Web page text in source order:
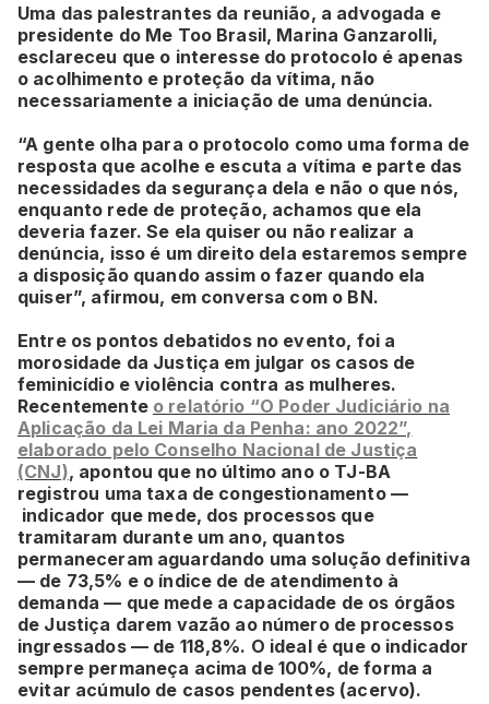
Uma das palestrantes da reunião, a advogada e
presidente do Me Too Brasil, Marina Ganzarolli,
esclareceu que o interesse do protocolo é apenas
o acolhimento e proteção da vítima, não
necessariamente a iniciação de uma denúncia.
“A gente olha para o protocolo como uma forma de
resposta que acolhe e escuta a vítima e parte das
necessidades da segurança dela e não o que nós,
enquanto rede de proteção, achamos que ela
deveria fazer. Se ela quiser ou não realizar a
denúncia, isso é um direito dela estaremos sempre
a disposição quando assim o fazer quando ela
quiser”, afirmou, em conversa com o BN.
Entre os pontos debatidos no evento, foi a
morosidade da Justiça em julgar os casos de
feminicídio e violência contra as mulheres.
Recentemente o relatório “O Poder Judiciário na
Aplicação da Lei Maria da Penha: ano 2022”,
elaborado pelo Conselho Nacional de Justiça
(CNJ), apontou que no último ano o TJ-BA
registrou uma taxa de congestionamento —
indicador que mede, dos processos que
tramitaram durante um ano, quantos
permaneceram aguardando uma solução definitiva
— de 73,5% e o índice de de atendimento à
demanda — que mede a capacidade de os órgãos
de Justiça darem vazão ao número de processos
ingressados — de 118,8%. O ideal é que o indicador
sempre permaneça acima de 100%, de forma a
evitar acúmulo de casos pendentes (acervo).